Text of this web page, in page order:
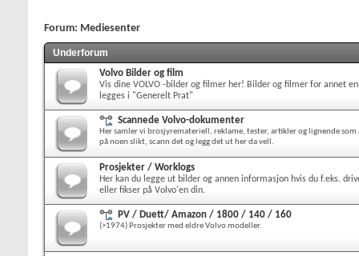
Forum: Mediesenter
Underforum
Volvo Bilder og film
Vis dine VOLVO -bilder og filmer her! Bilder og filmer for annet
legges i "Generelt Prat"
Scannede Volvo-dokumenter
Her samler vi brosjyremateriell, reklame, tester, artikler og lignende som
på noen slikt, scann det og legg det ut her da vell.
Prosjekter / Worklogs
Her kan du legge ut bilder og annen informasjon hvis du f.eks.
eller fikser på Volvo'en din.
PV / Duett/ Amazon / 1800 / 140 / 160
(>1974) Prosjekter med eldre Volvo modeller.